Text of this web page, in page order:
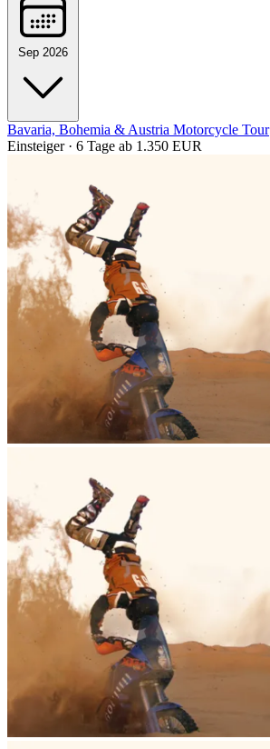
Sep 2026
Bavaria, Bohemia & Austria Motorcycle Tour
Einsteiger · 6 Tage ab 1.350 EUR